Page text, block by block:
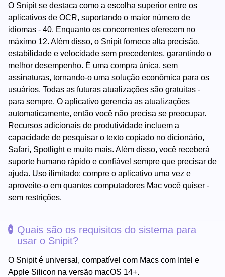
O Snipit se destaca como a escolha superior entre os
aplicativos de OCR, suportando o maior número de
idiomas - 40. Enquanto os concorrentes oferecem no
máximo 12. Além disso, o Snipit fornece alta precisão,
estabilidade e velocidade sem precedentes, garantindo o
melhor desempenho. É uma compra única, sem
assinaturas, tornando-o uma solução econômica para os
usuários. Todas as futuras atualizações são gratuitas -
para sempre. O aplicativo gerencia as atualizações
automaticamente, então você não precisa se preocupar.
Recursos adicionais de produtividade incluem a
capacidade de pesquisar o texto copiado no dicionário,
Safari, Spotlight e muito mais. Além disso, você receberá
suporte humano rápido e confiável sempre que precisar de
ajuda. Uso ilimitado: compre o aplicativo uma vez e
aproveite-o em quantos computadores Mac você quiser -
sem restrições.
Quais são os requisitos do sistema para
usar o Snipit?
O Snipit é universal, compatível com Macs com Intel e
Apple Silicon na versão macOS 14+.